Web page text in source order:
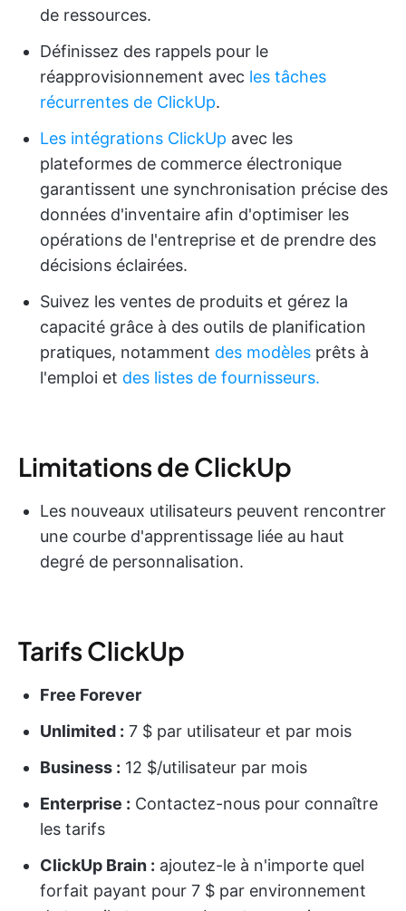
de ressources.
Définissez des rappels pour le
réapprovisionnement avec les tâches
récurrentes de ClickUp.
Les intégrations ClickUp avec les
plateformes de commerce électronique
garantissent une synchronisation précise des
données d'inventaire afin d'optimiser les
opérations de l'entreprise et de prendre des
décisions éclairées.
Suivez les ventes de produits et gérez la
capacité grâce à des outils de planification
pratiques, notamment des modèles prêts à
l'emploi et des listes de fournisseurs.
Limitations de ClickUp
Les nouveaux utilisateurs peuvent rencontrer
une courbe d'apprentissage liée au haut
degré de personnalisation.
Tarifs ClickUp
Free Forever
Unlimited : 7 $ par utilisateur et par mois
Business : 12 $/utilisateur par mois
Enterprise : Contactez-nous pour connaître
les tarifs
ClickUp Brain : ajoutez-le à n'importe quel
forfait payant pour 7 $ par environnement